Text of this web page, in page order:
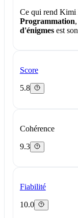
Ce qui rend Kimi
Programmation
d'énigmesest
Score
5.8
Cohérence
9.3
Fiabilité
10.0